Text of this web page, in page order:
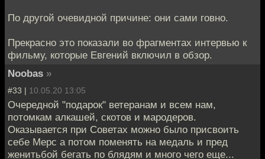
По другой очевидной причине: они сами говно.
Прекрасно это показали во фрагментах интервью к
фильму, которые Евгений включил в обзор.
Noobas »
#33 | 10.05.20 13:05
Очередной "подарок" ветеранам и всем нам,
потомкам алкашей, скотов и мародеров.
Оказывается при Советах можно было присвоить
себе Мерс а потом поменять на медаль и пред
женитьбой бегать по блядям и много чего еще...